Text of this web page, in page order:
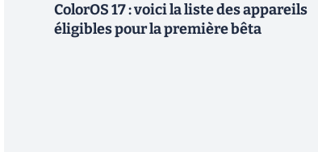
ColorOS 17 : voici la liste des appareils
éligibles pour la première bêta